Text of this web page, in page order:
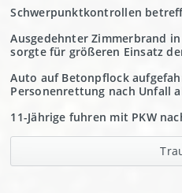
Schwerpunktkontrollen
Ausgedehnter Zimmerbrand
sorgte für größeren Einsatz
Auto auf Betonpflock
Personenrettung nach Unfall
11-Jährige fuhren mit PKW